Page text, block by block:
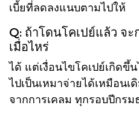
เบี้ยที่ลดลงแนบตามไปให้
Q: ถ้าโดนโคเปย์แล้ว จ
เมื่อไหร่
ได้ แต่เงื่อนไขโคเปย์เกิดขึ้
ไปเป็นเหมาจ่ายได้เหมือน
จากการเคลม ทุกรอบปีกรม